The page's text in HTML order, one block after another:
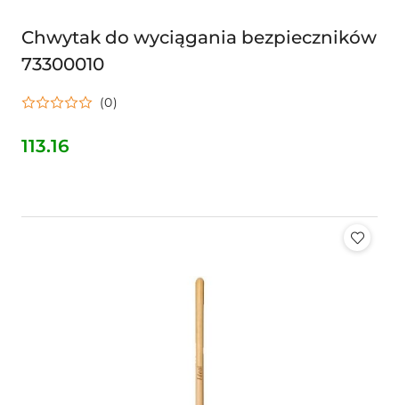
Chwytak do wyciągania bezpieczników
73300010
(0)
Cena:
113.16